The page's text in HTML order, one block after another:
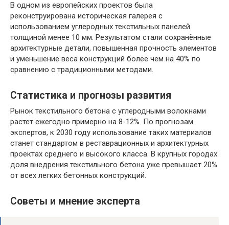
В одном из европейских проектов была
реконструирована историческая галерея с
использованием углеродных текстильных панелей
толщиной менее 10 мм. Результатом стали сохранённые
архитектурные детали, повышенная прочность элементов
и уменьшение веса конструкций более чем на 40% по
сравнению с традиционными методами.
Статистика и прогнозы развития
Рынок текстильного бетона с углеродными волокнами
растет ежегодно примерно на 8-12%. По прогнозам
экспертов, к 2030 году использование таких материалов
станет стандартом в реставрационных и архитектурных
проектах среднего и высокого класса. В крупных городах
доля внедрения текстильного бетона уже превышает 20%
от всех легких бетонных конструкций.
Советы и мнение эксперта